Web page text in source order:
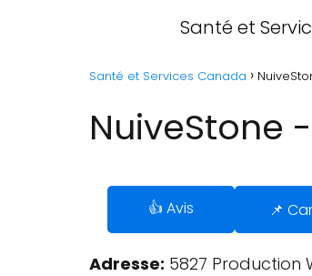
Santé et
Santé et Services Canada
NuiveStone
👍 Avis 📌
Adresse: 5827 Production